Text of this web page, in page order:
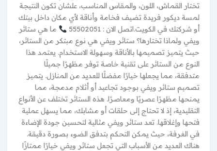
تختار القماش، اللون، والمقاس المناسب، علشان تكون النتيجة
لمسة ديكور فريدة تضيف فخامة وأناقة لأي مكان داخل بيتك
أو شركتك في الكويت.اتصل الان : 55502051
ما هي ستائر
ويفي ولماذا تختارها؟ ستائر ويفي هي نوع مبتكر من الستائر،
حيث يتميز تصميمها بالأناقة وسهولة الاستخدام. يعتمد هذا
النوع من الستائر على تقنية خاصة توفر مظهرًا جميلًا
متدفقة، مما يجعلها خيارًا مفضلًا للعديد من المنازل. يتميز
تصميم ستائر ويفي بوجود تجاعيد أو أثلام مدمجة، مما
يمنحها مظهرًا عصريًا ومعاصرًا. هذه الستائر تختلف عن الأنواع
التقليدية، إذ لا تحتاج إلى حلقات أو مشابك، مما يسهل عملية
فتحها وإغلاقها. تعد ستائر ويفي مثالية لتحسين جودة الإضاءة
في الغرفة، حيث يمكن التحكم بتدفق الضوء بصورة دقيقة.
هناك العديد من الأسباب التي تجعل ستائر ويفي خيارًا ممتازًا